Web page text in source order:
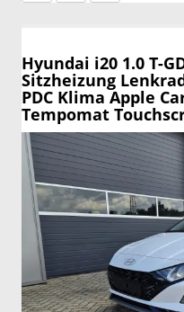
Hyundai i20 1.0 T-
Sitzheizung
PDC Klima Apple
Tempomat